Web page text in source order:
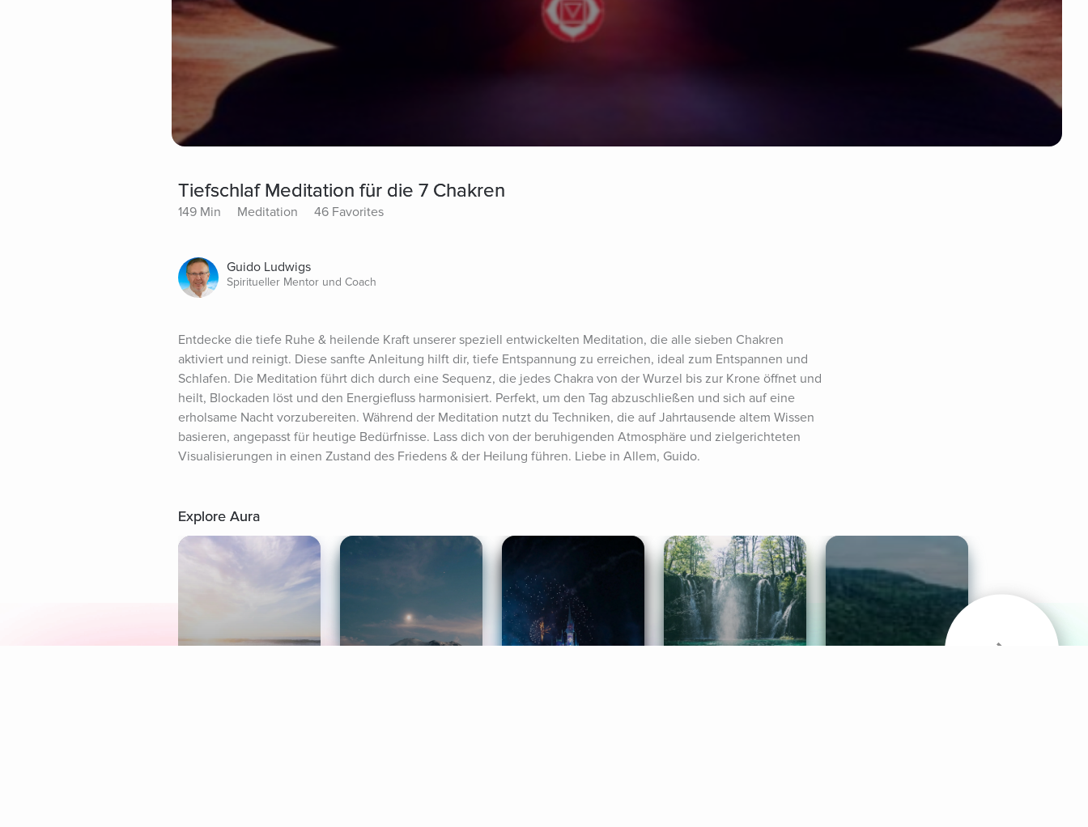
Tiefschlaf Meditation für die 7 Chakren
149 Min Meditation 46 Favorites
Guido Ludwigs
Spiritueller Mentor und Coach
Entdecke die tiefe Ruhe & heilende Kraft unserer speziell entwickelten Meditation, die alle sieben Chakren
aktiviert und reinigt. Diese sanfte Anleitung hilft dir, tiefe Entspannung zu erreichen, ideal zum Entspannen und
Schlafen. Die Meditation führt dich durch eine Sequenz, die jedes Chakra von der Wurzel bis zur Krone öffnet und
heilt, Blockaden löst und den Energiefluss harmonisiert. Perfekt, um den Tag abzuschließen und sich auf eine
erholsame Nacht vorzubereiten. Während der Meditation nutzt du Techniken, die auf Jahrtausende altem Wissen
basieren, angepasst für heutige Bedürfnisse. Lass dich von der beruhigenden Atmosphäre und zielgerichteten
Visualisierungen in einen Zustand des Friedens & der Heilung führen. Liebe in Allem, Guido.
Explore Aura